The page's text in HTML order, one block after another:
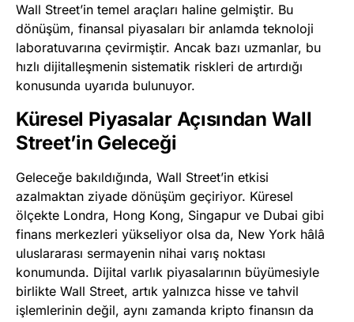
Wall Street’in temel araçları haline gelmiştir. Bu
dönüşüm, finansal piyasaları bir anlamda teknoloji
laboratuvarına çevirmiştir. Ancak bazı uzmanlar, bu
hızlı dijitalleşmenin sistematik riskleri de artırdığı
konusunda uyarıda bulunuyor.
Küresel Piyasalar Açısından Wall
Street’in Geleceği
Geleceğe bakıldığında, Wall Street’in etkisi
azalmaktan ziyade dönüşüm geçiriyor. Küresel
ölçekte Londra, Hong Kong, Singapur ve Dubai gibi
finans merkezleri yükseliyor olsa da, New York hâlâ
uluslararası sermayenin nihai varış noktası
konumunda. Dijital varlık piyasalarının büyümesiyle
birlikte Wall Street, artık yalnızca hisse ve tahvil
işlemlerinin değil, aynı zamanda kripto finansın da